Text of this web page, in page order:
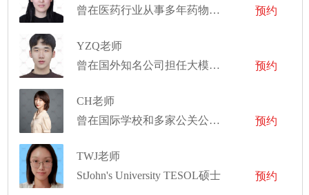
曾在医药行业从事多年药物分析工作，以及有互联网行业的数据开发经验
预约
YZQ老师
曾在国外知名公司担任大模型算法工程师
预约
CH老师
曾在国际学校和多家公关公司任职
预约
TWJ老师
StJohn's University TESOL硕士
预约